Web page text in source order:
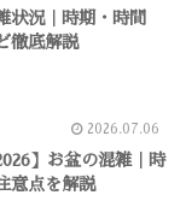
状況｜時期・時間
徹底解説
2026.07.06
】お盆の混雑｜時
意点を解説